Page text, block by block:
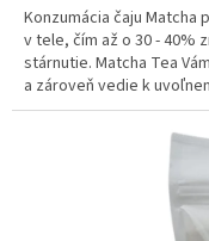
Konzumácia čaju
v tele, čím až o 30 - 40%
stárnutie. Matcha Tea
a zároveň vedie k
proteíny, kofeín,
železo, vápnik, draslík,